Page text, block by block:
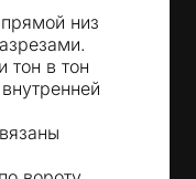
низ
тон в тон